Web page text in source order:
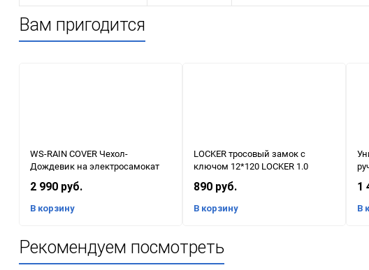
Вам пригодится
WS-RAIN COVER Чехол-
Дождевик на электросамокат
2 990 руб.
В корзину
LOCKER тросовый замок с
ключом 12*120 LOCKER 1.0
890 руб.
В корзину
1
В
Рекомендуем посмотреть